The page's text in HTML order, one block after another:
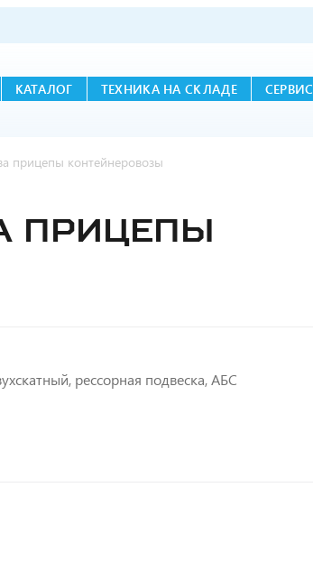
КАТАЛОГ ТЕХНИКА НА СКЛАДЕ СЕРВИС
прицепы контейнеровозы
ПРИЦЕПЫ
рессорная подвеска, АБС